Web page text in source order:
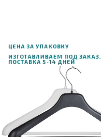
ЦЕНА ЗА УПАКОВКУ
ИЗГОТАВЛИВАЕМ ПОД ЗАКАЗ.
ПОСТАВКА 5-14 ДНЕЙ
В корзину
ЗАКАЗ В ОДИН КЛИК